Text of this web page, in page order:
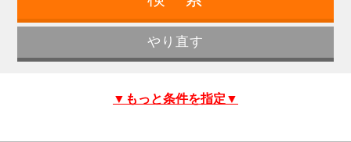
▼もっと条件を指定▼